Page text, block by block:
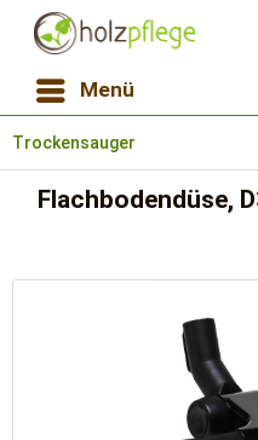
Menü
Trockensauger
Flachbodendüse,